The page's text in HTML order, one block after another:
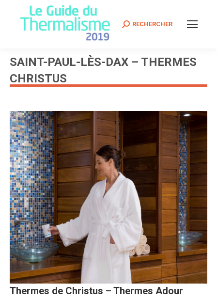
Search:
RECHERCHER
SAINT-PAUL-LÈS-DAX – THERMES
CHRISTUS
Thermes de Christus – Thermes Adour